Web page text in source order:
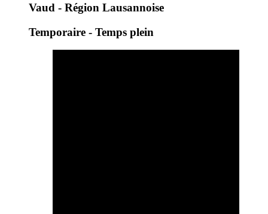
Vaud - Région Lausannoise
Temporaire - Temps plein